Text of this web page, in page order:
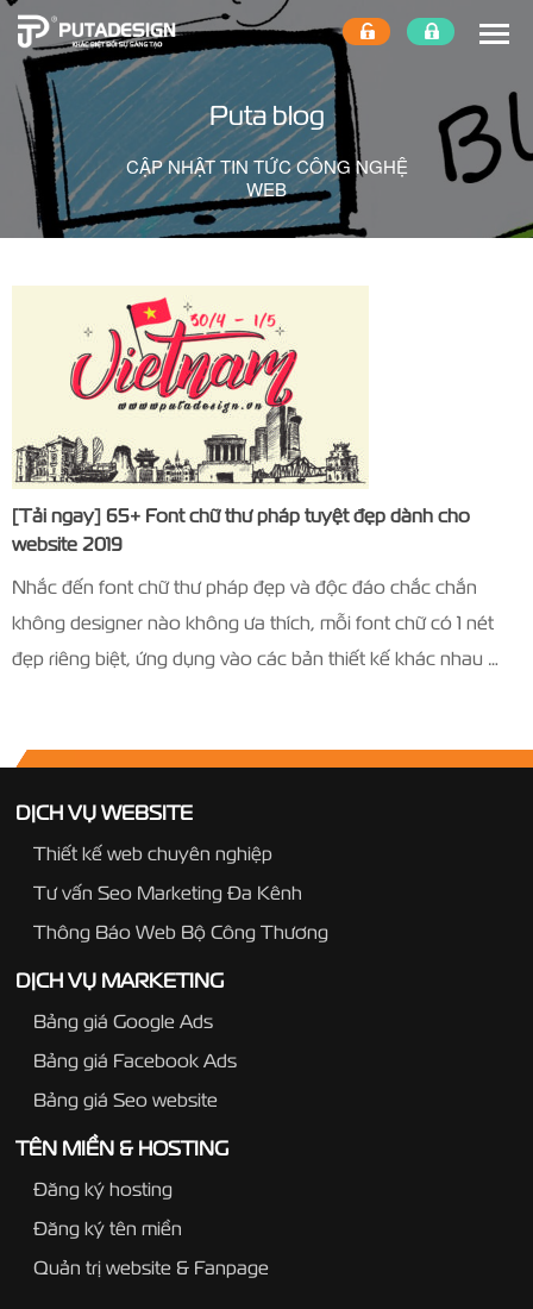
Puta blog
CẬP NHẬT TIN TỨC CÔNG NGHỆ
WEB
[Tải ngay] 65+ Font chữ thư pháp tuyệt đẹp dành cho
website 2019
Nhắc đến font chữ thư pháp đẹp và độc đáo chắc chắn
không designer nào không ưa thích, mỗi font chữ có 1 nét
đẹp riêng biệt, ứng dụng vào các bản thiết kế khác nhau …
DỊCH VỤ WEBSITE
Thiết kế web chuyên nghiệp
Tư vấn Seo Marketing Đa Kênh
Thông Báo Web Bộ Công Thương
DỊCH VỤ MARKETING
Bảng giá Google Ads
Bảng giá Facebook Ads
Bảng giá Seo website
TÊN MIỀN & HOSTING
Đăng ký hosting
Đăng ký tên miền
Quản trị website & Fanpage